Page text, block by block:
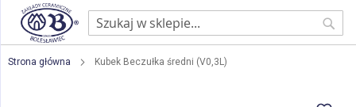
Strona główna Kubek Beczułka średni (V0,3L)